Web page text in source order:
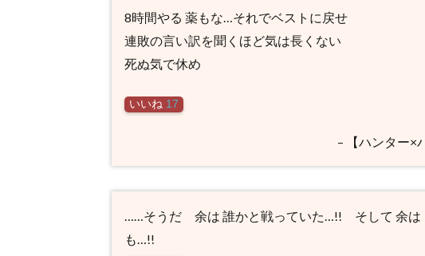
8時間やる 薬もな…それでベストに戻せ
連敗の言い訳を聞くほど気は長くない
死ぬ気で休め
いいね 17
– 【ハンター×
……そうだ 余は 誰かと戦っていた…!! そして 余
も…!!